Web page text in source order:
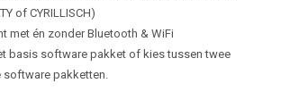
of CYRILLISCH)
met én zonder Bluetooth & WiFi
basis software pakket of kies tussen twee
software pakketten.